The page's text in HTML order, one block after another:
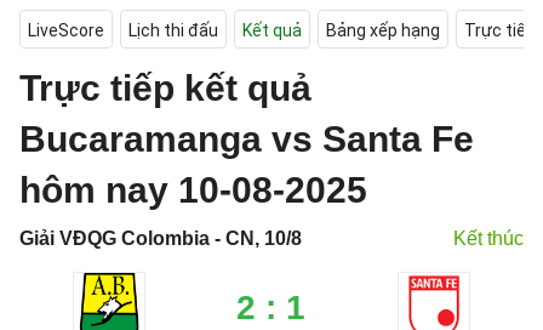
LiveScore Lịch thi đấu Kết quả Bảng xếp hạng Trực tiếp
Trực tiếp kết quả
Bucaramanga vs Santa Fe
hôm nay 10-08-2025
Giải VĐQG Colombia - CN, 10/8 Kết thúc
2 : 1